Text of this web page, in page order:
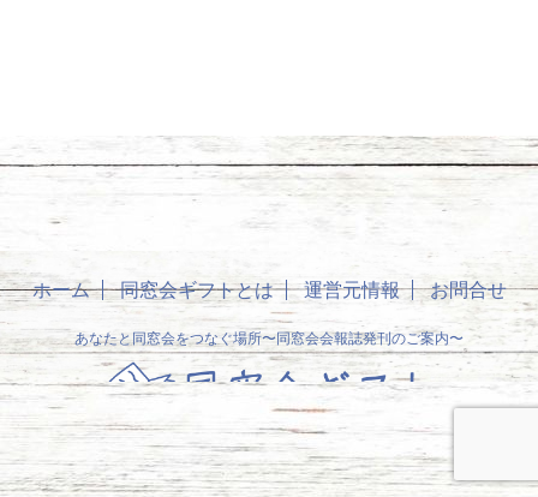
ホーム 同窓会ギフトとは 運営元情報 お問合せ
あなたと同窓会をつなぐ場所〜同窓会会報誌発刊のご案内〜
© 2026 同窓会ギフト